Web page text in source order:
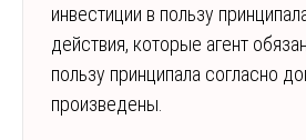
инвестиции в пользу
действия, которые агент
пользу принципала согласно
произведены.